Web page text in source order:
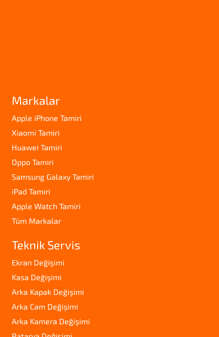
Markalar
Apple iPhone Tamiri
Xiaomi Tamiri
Huawei Tamiri
Oppo Tamiri
Samsung Galaxy Tamiri
iPad Tamiri
Apple Watch Tamiri
Tüm Markalar
Teknik Servis
Ekran Değişimi
Kasa Değişimi
Arka Kapak Değişimi
Arka Cam Değişimi
Arka Kamera Değişimi